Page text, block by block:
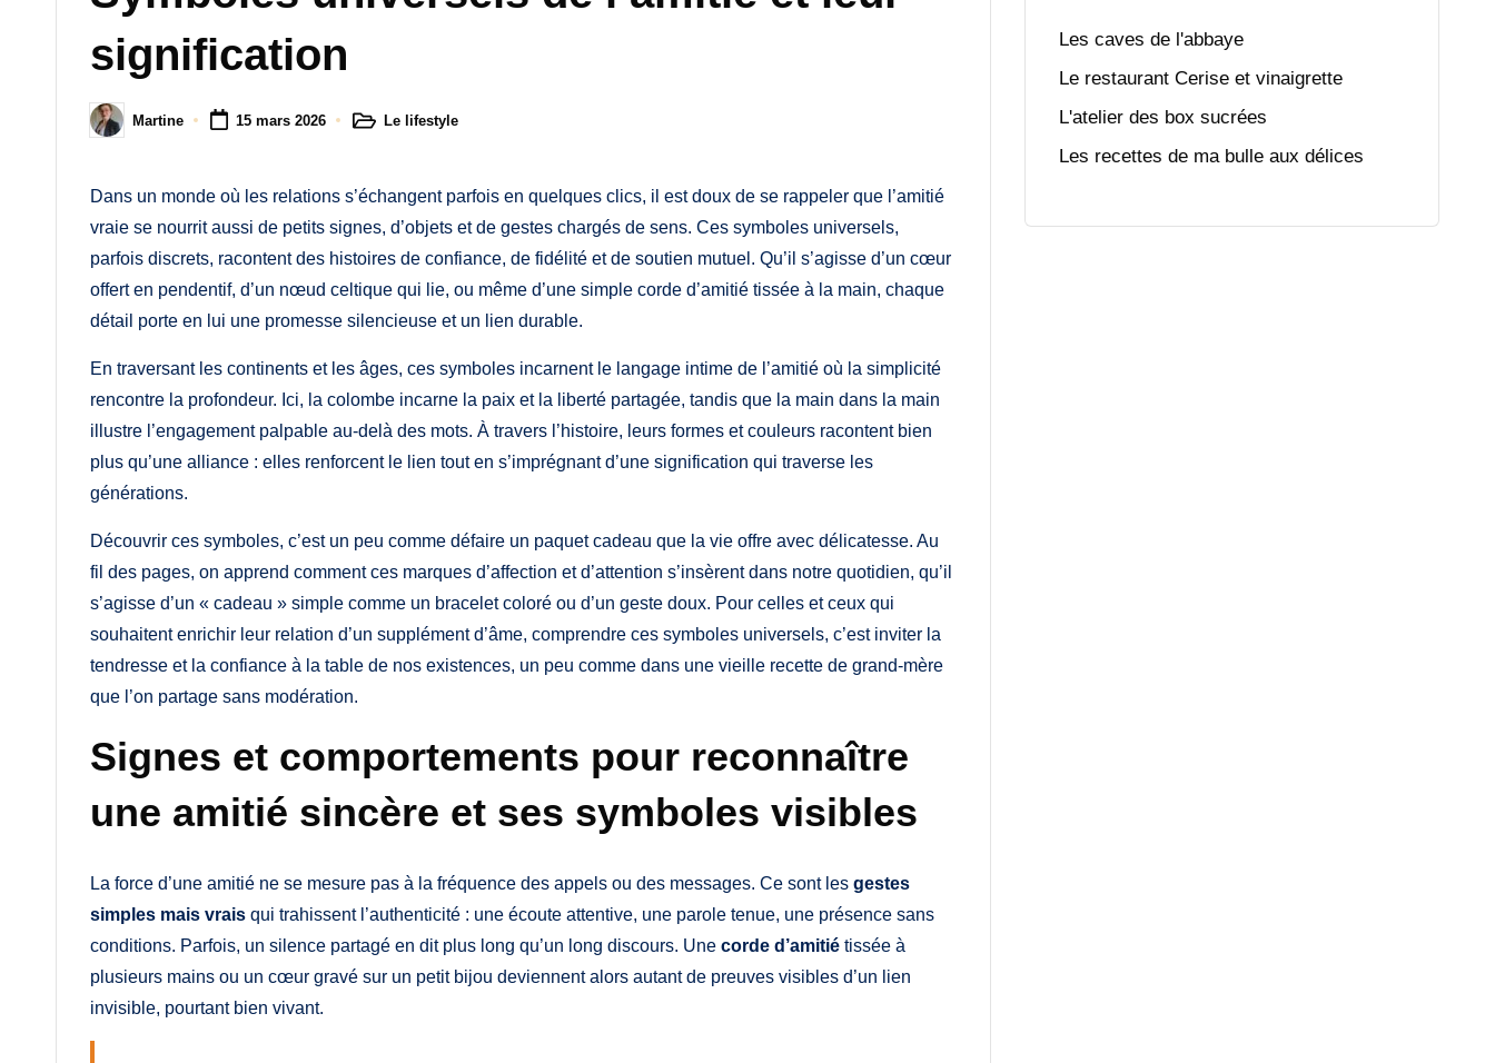
signification
PostedMartine 15 mars 2026
PostedLe lifestyle
Dans un monde où les relations s’échangent parfois en quelques clics, il est doux de se rappeler que l’amitié
vraie se nourrit aussi de petits signes, d’objets et de gestes chargés de sens. Ces symboles universels,
parfois discrets, racontent des histoires de confiance, de fidélité et de soutien mutuel. Qu’il s’agisse d’un cœur
offert en pendentif, d’un nœud celtique qui lie, ou même d’une simple corde d’amitié tissée à la main, chaque
détail porte en lui une promesse silencieuse et un lien durable.
En traversant les continents et les âges, ces symboles incarnent le langage intime de l’amitié où la simplicité
rencontre la profondeur. Ici, la colombe incarne la paix et la liberté partagée, tandis que la main dans la main
illustre l’engagement palpable au-delà des mots. À travers l’histoire, leurs formes et couleurs racontent bien
plus qu’une alliance : elles renforcent le lien tout en s’imprégnant d’une signification qui traverse les
générations.
Découvrir ces symboles, c’est un peu comme défaire un paquet cadeau que la vie offre avec délicatesse. Au
fil des pages, on apprend comment ces marques d’affection et d’attention s’insèrent dans notre quotidien, qu’il
s’agisse d’un « cadeau » simple comme un bracelet coloré ou d’un geste doux. Pour celles et ceux qui
souhaitent enrichir leur relation d’un supplément d’âme, comprendre ces symboles universels, c’est inviter la
tendresse et la confiance à la table de nos existences, un peu comme dans une vieille recette de grand-mère
que l’on partage sans modération.
Signes et comportements pour reconnaître
une amitié sincère et ses symboles visibles
La force d’une amitié ne se mesure pas à la fréquence des appels ou des messages. Ce sont les gestes
simples mais vrais qui trahissent l’authenticité : une écoute attentive, une parole tenue, une présence sans
conditions. Parfois, un silence partagé en dit plus long qu’un long discours. Une corde d’amitié tissée à
plusieurs mains ou un cœur gravé sur un petit bijou deviennent alors autant de preuves visibles d’un lien
invisible, pourtant bien vivant.
Les caves de l'abbaye
Le restaurant Cerise et vinaigrette
L'atelier des box sucrées
Les recettes de ma bulle aux délices